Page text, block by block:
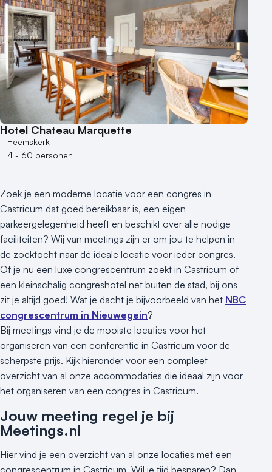
Hotel Chateau Marquette
Heemskerk
4 - 60 personen
Zoek je een moderne locatie voor een congres in
Castricum dat goed bereikbaar is, een eigen
parkeergelegenheid heeft en beschikt over alle nodige
faciliteiten? Wij van meetings zijn er om jou te helpen in
de zoektocht naar dé ideale locatie voor ieder congres.
Of je nu een luxe congrescentrum zoekt in Castricum of
een kleinschalig congreshotel net buiten de stad, bij ons
zit je altijd goed! Wat je dacht je bijvoorbeeld van het NBC
congrescentrum in Nieuwegein?
Bij meetings vind je de mooiste locaties voor het
organiseren van een conferentie in Castricum voor de
scherpste prijs. Kijk hieronder voor een compleet
overzicht van al onze accommodaties die ideaal zijn voor
het organiseren van een congres in Castricum.
Jouw meeting regel je bij
Meetings.nl
Hier vind je een overzicht van al onze locaties met een